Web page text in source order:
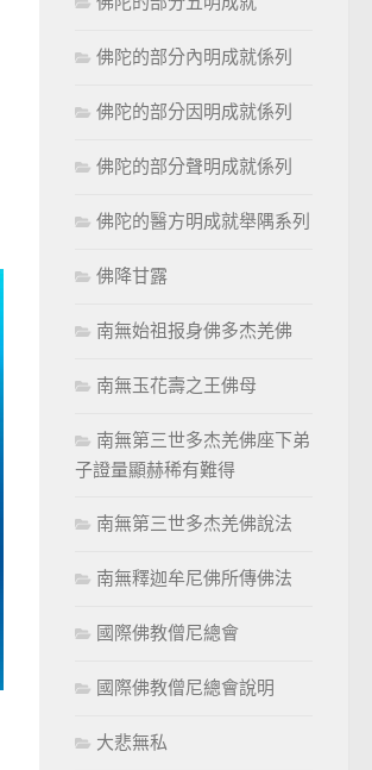
佛陀的部分內明成就係列
佛陀的部分因明成就係列
佛陀的部分聲明成就係列
佛陀的醫方明成就舉隅系列
佛降甘露
南無始祖报身佛多杰羌佛
南無玉花壽之王佛母
南無第三世多杰羌佛座下弟
子證量顯赫稀有難得
南無第三世多杰羌佛說法
南無釋迦牟尼佛所傳佛法
國際佛教僧尼總會
國際佛教僧尼總會說明
大悲無私